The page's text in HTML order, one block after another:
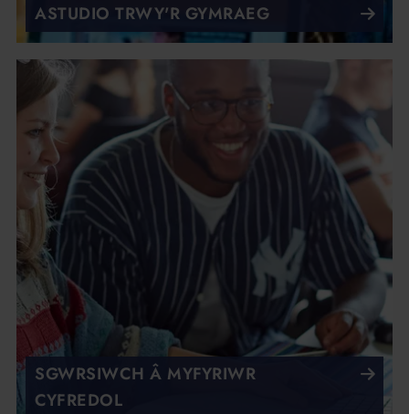
ASTUDIO TRWY'R GYMRAEG
SGWRSIWCH Â MYFYRIWR
CYFREDOL